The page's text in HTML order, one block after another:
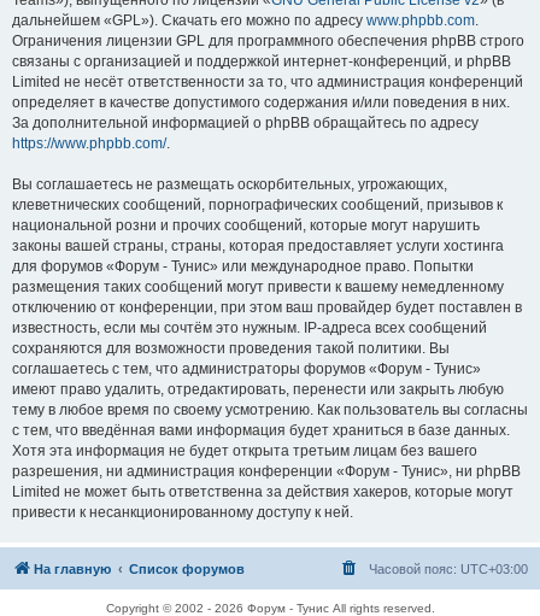
дальнейшем «GPL»). Скачать его можно по адресу www.phpbb.com.
Ограничения лицензии GPL для программного обеспечения phpBB строго
связаны с организацией и поддержкой интернет-конференций, и phpBB
Limited не несёт ответственности за то, что администрация конференций
определяет в качестве допустимого содержания и/или поведения в них.
За дополнительной информацией о phpBB обращайтесь по адресу
https://www.phpbb.com/.
Вы соглашаетесь не размещать оскорбительных, угрожающих,
клеветнических сообщений, порнографических сообщений, призывов к
национальной розни и прочих сообщений, которые могут нарушить
законы вашей страны, страны, которая предоставляет услуги хостинга
для форумов «Форум - Тунис» или международное право. Попытки
размещения таких сообщений могут привести к вашему немедленному
отключению от конференции, при этом ваш провайдер будет поставлен в
известность, если мы сочтём это нужным. IP-адреса всех сообщений
сохраняются для возможности проведения такой политики. Вы
соглашаетесь с тем, что администраторы форумов «Форум - Тунис»
имеют право удалить, отредактировать, перенести или закрыть любую
тему в любое время по своему усмотрению. Как пользователь вы согласны
с тем, что введённая вами информация будет храниться в базе данных.
Хотя эта информация не будет открыта третьим лицам без вашего
разрешения, ни администрация конференции «Форум - Тунис», ни phpBB
Limited не может быть ответственна за действия хакеров, которые могут
привести к несанкционированному доступу к ней.
На главную Список форумов Часовой пояс: UTC+03:00
Copyright © 2002 - 2026 Форум - Тунис All rights reserved.